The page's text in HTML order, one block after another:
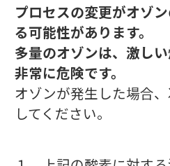
プロセスの変更がオゾ
る可能性があります。
多量のオゾンは、激しい
非常に危険です。
オゾンが発生した場合
してください。